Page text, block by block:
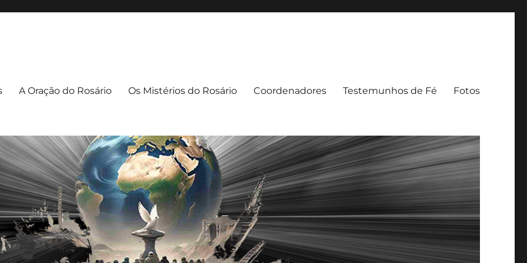
A Oração do Rosário Os Mistérios do Rosário Coordenadores Testemunhos de Fé Fotos